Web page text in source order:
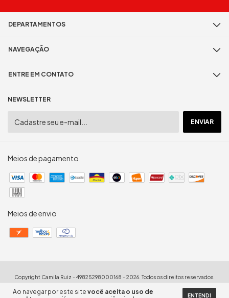
Ao navegar por este site você aceita o uso de
ENTENDI
DEPARTAMENTOS
NAVEGAÇÃO
ENTRE EM CONTATO
NEWSLETTER
Meios de pagamento
Meios de envio
Copyright Camila Ruiz - 49825298000168 - 2026. Todos os direitos reservados.